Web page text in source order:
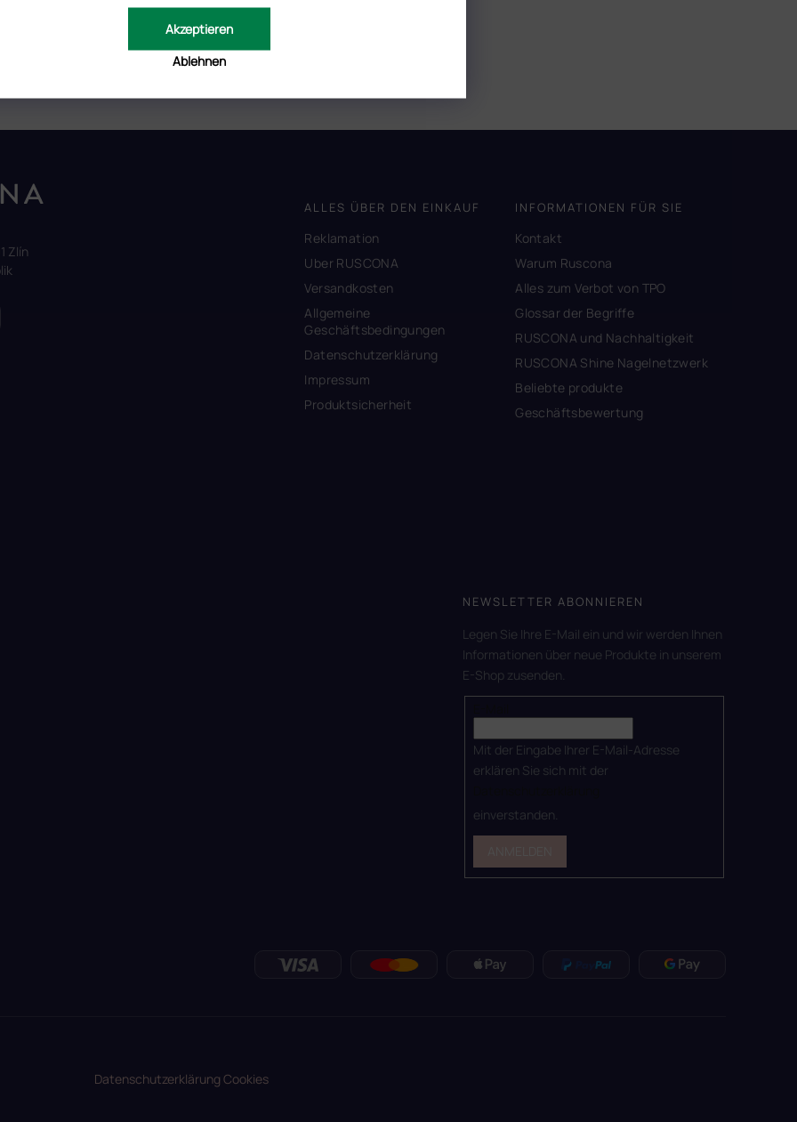
Ablehnen
Akzeptieren
direkt vom Hersteller.
Steinchen auf ihrem Platz bis zur weiteren Ergänzung hält,
Zlín
ALLES ÜBER DEN EINKAUF
Reklamation
Uber RUSCONA
Versandkosten
Allgemeine
Geschäftsbedingungen
Datenschutzerklärung
Impressum
Produktsicherheit
INFORMATIONEN FÜR SIE
Kontakt
Warum Ruscona
Alles zum Verbot von TPO
Glossar der Begriffe
RUSCONA und Nachhaltigkeit
RUSCONA Shine Nagelnetzwerk
Beliebte produkte
Geschäftsbewertung
NEWSLETTER ABONNIEREN
Legen Sie Ihre E-Mail ein und wir werden Ihnen
Informationen über neue Produkte in unserem
E-Shop zusenden.
Mit der Eingabe Ihrer E-Mail-Adresse
erklären Sie sich mit der
einverstanden.
DatenschutzerklärungCookies